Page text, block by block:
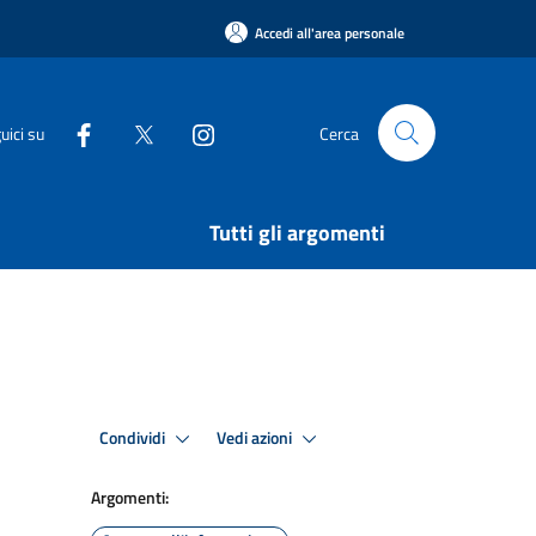
Accedi all'area personale
su Cerca
Tutti gli argomenti
Condividi Vedi azioni
Argomenti: